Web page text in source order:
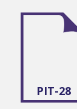
PIT-28